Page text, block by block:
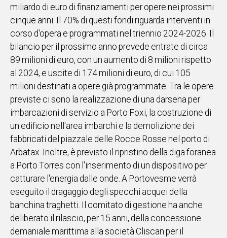
SPORT
EVENTI
STORIE
VIDEO
Vai
UNISCITI
AL CANALE
WHATSAPP
Social
miliardo di euro di finanziamenti per opere nei prossimi
cinque anni. Il 70% di questi fondi riguarda interventi in
corso d'opera e programmati nel triennio 2024-2026. Il
bilancio per il prossimo anno prevede entrate di circa
89 milioni di euro, con un aumento di 8 milioni rispetto
al 2024, e uscite di 174 milioni di euro, di cui 105
milioni destinati a opere già programmate. Tra le opere
previste ci sono la realizzazione di una darsena per
imbarcazioni di servizio a Porto Foxi, la costruzione di
un edificio nell'area imbarchi e la demolizione dei
fabbricati del piazzale delle Rocce Rosse nel porto di
Arbatax. Inoltre, è previsto il ripristino della diga foranea
a Porto Torres con l'inserimento di un dispositivo per
catturare l'energia dalle onde. A Portovesme verrà
eseguito il dragaggio degli specchi acquei della
banchina traghetti. Il comitato di gestione ha anche
deliberato il rilascio, per 15 anni, della concessione
demaniale marittima alla società Cliscan per il